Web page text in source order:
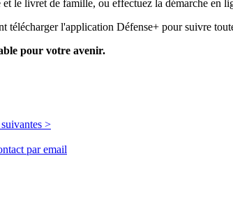
le livret de famille, ou effectuez la démarche en
télécharger l'application Défense+ pour suivre
pour votre avenir.
>
par email